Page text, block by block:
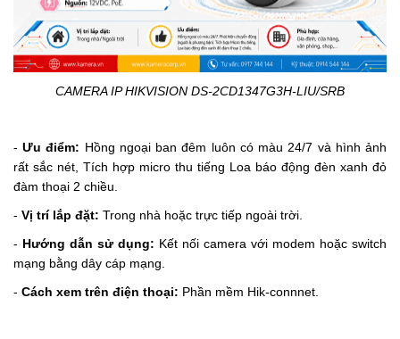
CAMERA IP HIKVISION DS-2CD1347G3H-LIU/SRB
-Ưu điểm: Hồng ngoại ban đêm luôn có màu 24/7 và hình ảnh
rất sắc nét, Tích hợp micro thu tiếng Loa báo động đèn xanh đỏ
đàm thoại 2 chiều.
- Vị trí lắp đặt: Trong nhà hoặc trực tiếp ngoài trời.
- Hướng dẫn sử dụng: Kết nối camera với modem hoặc switch
mạng bằng dây cáp mạng.
- Cách xem trên điện thoại: Phần mềm Hik-connnet.